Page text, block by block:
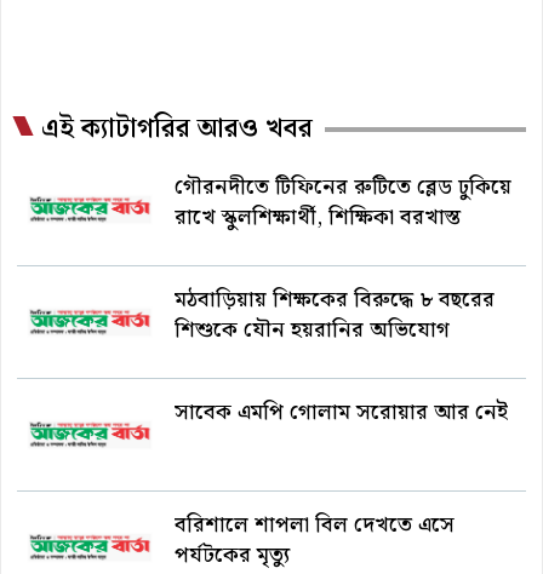
এই ক্যাটাগরির আরও খবর
গৌরনদীতে টিফিনের রুটিতে ব্লেড ঢুকিয়ে
রাখে স্কুলশিক্ষার্থী, শিক্ষিকা বরখাস্ত
মঠবাড়িয়ায় শিক্ষকের বিরুদ্ধে ৮ বছরের
শিশুকে যৌন হয়রানির অভিযোগ
সাবেক এমপি গোলাম সরোয়ার আর নেই
বরিশালে শাপলা বিল দেখতে এসে
পর্যটকের মৃত্যু